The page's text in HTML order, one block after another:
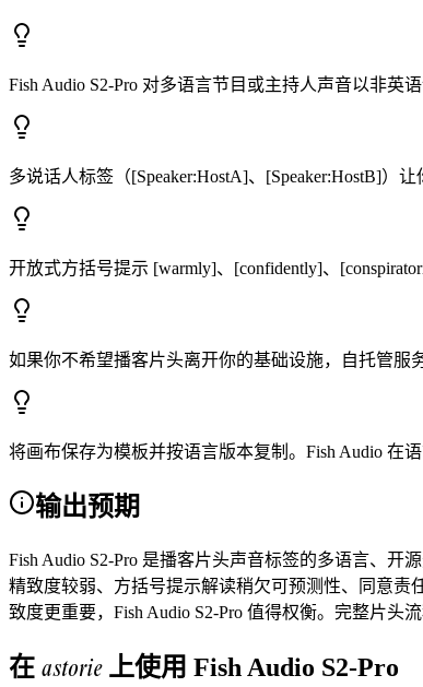
Fish Audio S2-Pro 对多语言节目或主持人声音以非英
多说话人标签（[Speaker:HostA]、[Speaker:HostB]
开放式方括号提示 [warmly]、[confidently]、
如果你不希望播客片头离开你的基础设施，自托管
将画布保存为模板并按语言版本复制。Fish Audio 在
输出预期
Fish Audio S2-Pro 是播客片头声音标签的多语言、
精致度较弱、方括号提示解读稍欠可预测性、同意责
致度更重要，Fish Audio S2-Pro 值得权衡。完整片
在 astorie上使用 Fish Audio S2-Pro